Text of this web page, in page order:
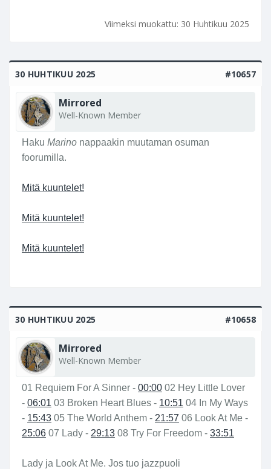
Viimeksi muokattu: 30 Huhtikuu 2025
30 HUHTIKUU 2025 #10657
Mirrored
Well-Known Member
Haku Marino nappaakin muutaman osuman
foorumilla.
Mitä kuuntelet!
Mitä kuuntelet!
Mitä kuuntelet!
30 HUHTIKUU 2025 #10658
Mirrored
Well-Known Member
01 Requiem For A Sinner - 00:00 02 Hey Little Lover
- 06:01 03 Broken Heart Blues - 10:51 04 In My Ways
- 15:43 05 The World Anthem - 21:57 06 Look At Me -
25:06 07 Lady - 29:13 08 Try For Freedom - 33:51
Lady ja Look At Me. Jos tuo jazzpuoli